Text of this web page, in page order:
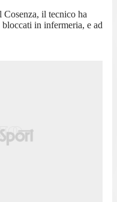
il tecnico ha
in infermeria, e ad